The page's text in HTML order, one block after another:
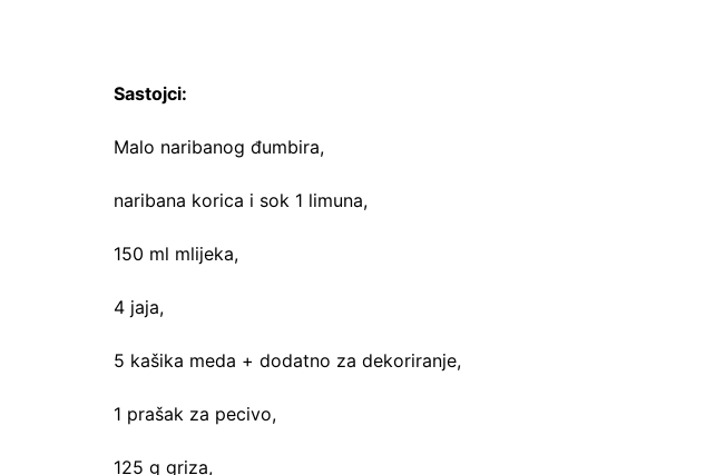
Sastojci:
Malo naribanog đumbira,
naribana korica i sok 1 limuna,
150 ml mlijeka,
4 jaja,
5 kašika meda + dodatno za dekoriranje,
1 prašak za pecivo,
125 g griza,